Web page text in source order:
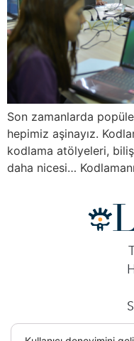
Son zamanlarda
hepimiz aşinayız.
kodlama atölyeleri,
daha nicesi…